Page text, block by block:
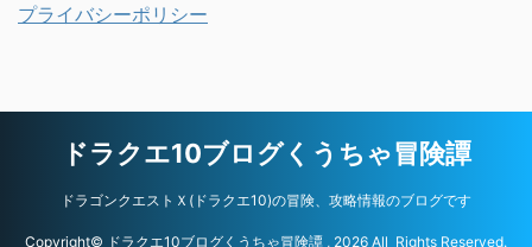
プライバシーポリシー
ドラクエ10ブログくうちゃ冒険譚
ドラゴンクエストＸ(ドラクエ10)の冒険、攻略情報のブログです
Copyright© ドラクエ10ブログくうちゃ冒険譚 , 2026 All Rights Reserved.